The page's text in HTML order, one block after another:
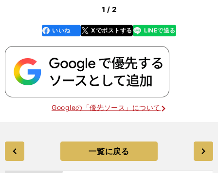
1 / 2
faceboo
k
いいね Xでポストする
line LINEで送る
Googleの「優先ソース」について
一覧に戻る